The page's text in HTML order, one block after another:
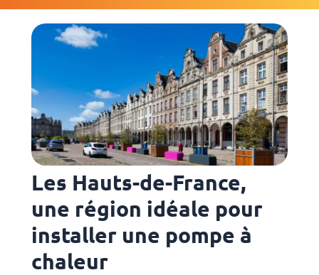
Les Hauts-de-France,
une région idéale pour
installer une pompe à
chaleur